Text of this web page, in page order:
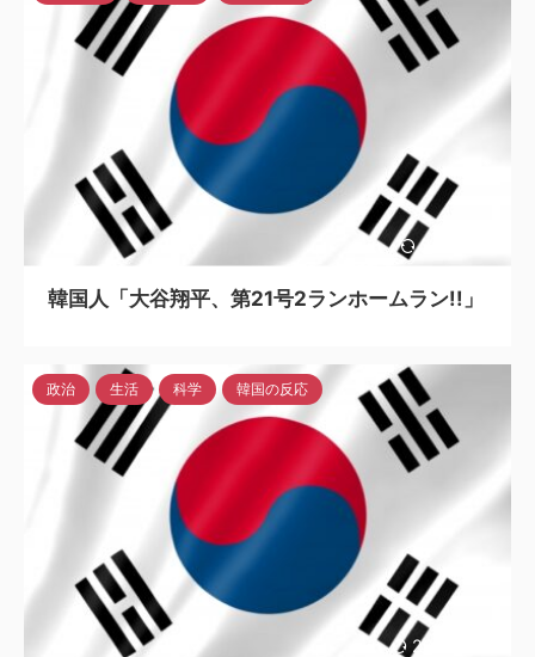
2024/5/6
韓国人「大谷翔平、第21号2ランホームラン!!」
2023/6/14
政治 生活 科学 韓国の反応